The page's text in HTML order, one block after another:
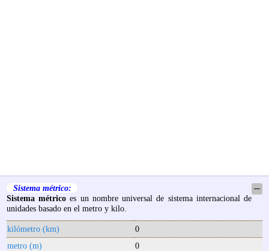
Sistema métrico:
─
Sistema métrico es un nombre universal de sistema internacional de
unidades basado en el metro y kilo.
kilómetro (km)
0
metro (m)
0